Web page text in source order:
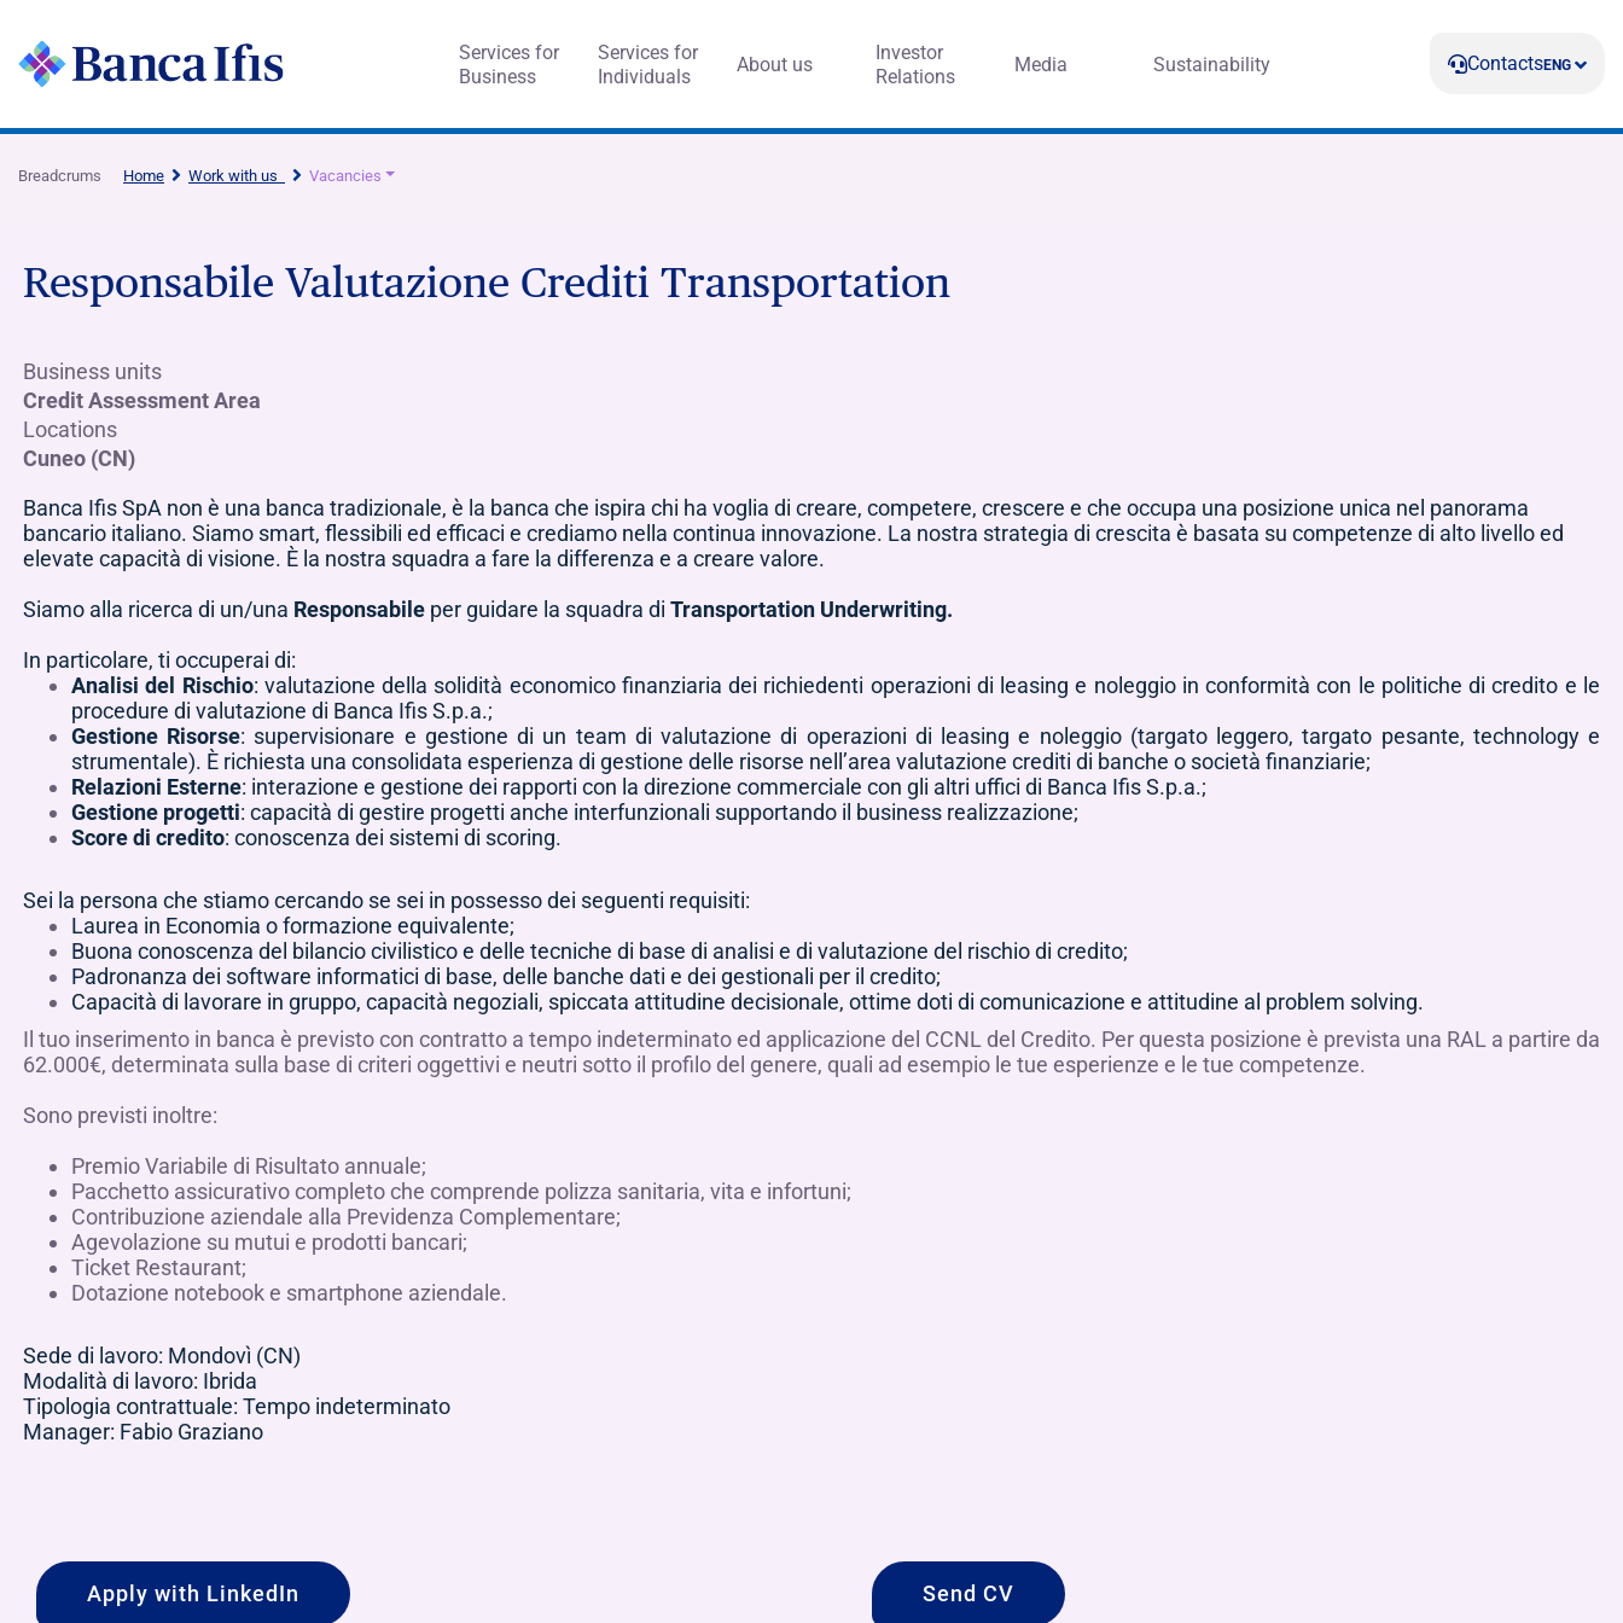
Services for
Business
Services for
Individuals
About us
Investor
Relations
Media Sustainability ContactsENG
Breadcrums Home Work with us Vacancies
Responsabile Valutazione Crediti Transportation
Business units
Credit Assessment Area
Locations
Cuneo (CN)
Banca Ifis SpA non è una banca tradizionale, è la banca che ispira chi ha voglia di creare, competere, crescere e che occupa una posizione unica nel panorama
bancario italiano. Siamo smart, flessibili ed efficaci e crediamo nella continua innovazione. La nostra strategia di crescita è basata su competenze di alto livello ed
elevate capacità di visione. È la nostra squadra a fare la differenza e a creare valore.
Siamo alla ricerca di un/una Responsabile per guidare la squadra di Transportation Underwriting.
In particolare, ti occuperai di:
Analisi del Rischio: valutazione della solidità economico finanziaria dei richiedenti operazioni di leasing e noleggio in conformità con le politiche di credito e le
procedure di valutazione di Banca Ifis S.p.a.;
Gestione Risorse: supervisionare e gestione di un team di valutazione di operazioni di leasing e noleggio (targato leggero, targato pesante, technology e
strumentale). È richiesta una consolidata esperienza di gestione delle risorse nell’area valutazione crediti di banche o società finanziarie;
Relazioni Esterne: interazione e gestione dei rapporti con la direzione commerciale con gli altri uffici di Banca Ifis S.p.a.;
Gestione progetti: capacità di gestire progetti anche interfunzionali supportando il business realizzazione;
Score di credito: conoscenza dei sistemi di scoring.
Sei la persona che stiamo cercando se sei in possesso dei seguenti requisiti:
Laurea in Economia o formazione equivalente;
Buona conoscenza del bilancio civilistico e delle tecniche di base di analisi e di valutazione del rischio di credito;
Padronanza dei software informatici di base, delle banche dati e dei gestionali per il credito;
Capacità di lavorare in gruppo, capacità negoziali, spiccata attitudine decisionale, ottime doti di comunicazione e attitudine al problem solving.
Il tuo inserimento in banca è previsto con contratto a tempo indeterminato ed applicazione del CCNL del Credito. Per questa posizione è prevista una RAL a partire da
62.000€, determinata sulla base di criteri oggettivi e neutri sotto il profilo del genere, quali ad esempio le tue esperienze e le tue competenze.
Sono previsti inoltre:
Premio Variabile di Risultato annuale;
Pacchetto assicurativo completo che comprende polizza sanitaria, vita e infortuni;
Contribuzione aziendale alla Previdenza Complementare;
Agevolazione su mutui e prodotti bancari;
Ticket Restaurant;
Dotazione notebook e smartphone aziendale.
Sede di lavoro: Mondovì (CN)
Modalità di lavoro: Ibrida
Tipologia contrattuale: Tempo indeterminato
Manager: Fabio Graziano